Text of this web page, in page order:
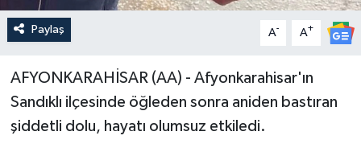
Paylaş A- A+
​AFYONKARAHİSAR (AA) - Afyonkarahisar'ın
Sandıklı ilçesinde öğleden sonra aniden bastıran
şiddetli dolu, hayatı olumsuz etkiledi.